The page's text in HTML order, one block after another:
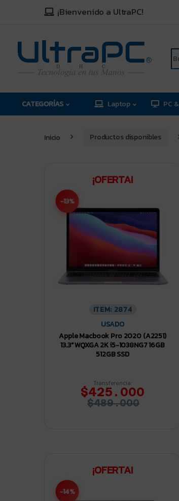
¡Bienvenido a UltraPC!
C
H
D
R
CATEGORÍAS Laptop PC
Inicio Productos disponibles
¡OFERTA!
-13%
ITEM: 2874
USADO
Apple Macbook Pro 2020 (A2251)
13.3″ WQXGA 2K i5-1038NG7 16GB
512GB SSD
Transferencia:
$425.000
$489.000
¡OFERTA!
-14%